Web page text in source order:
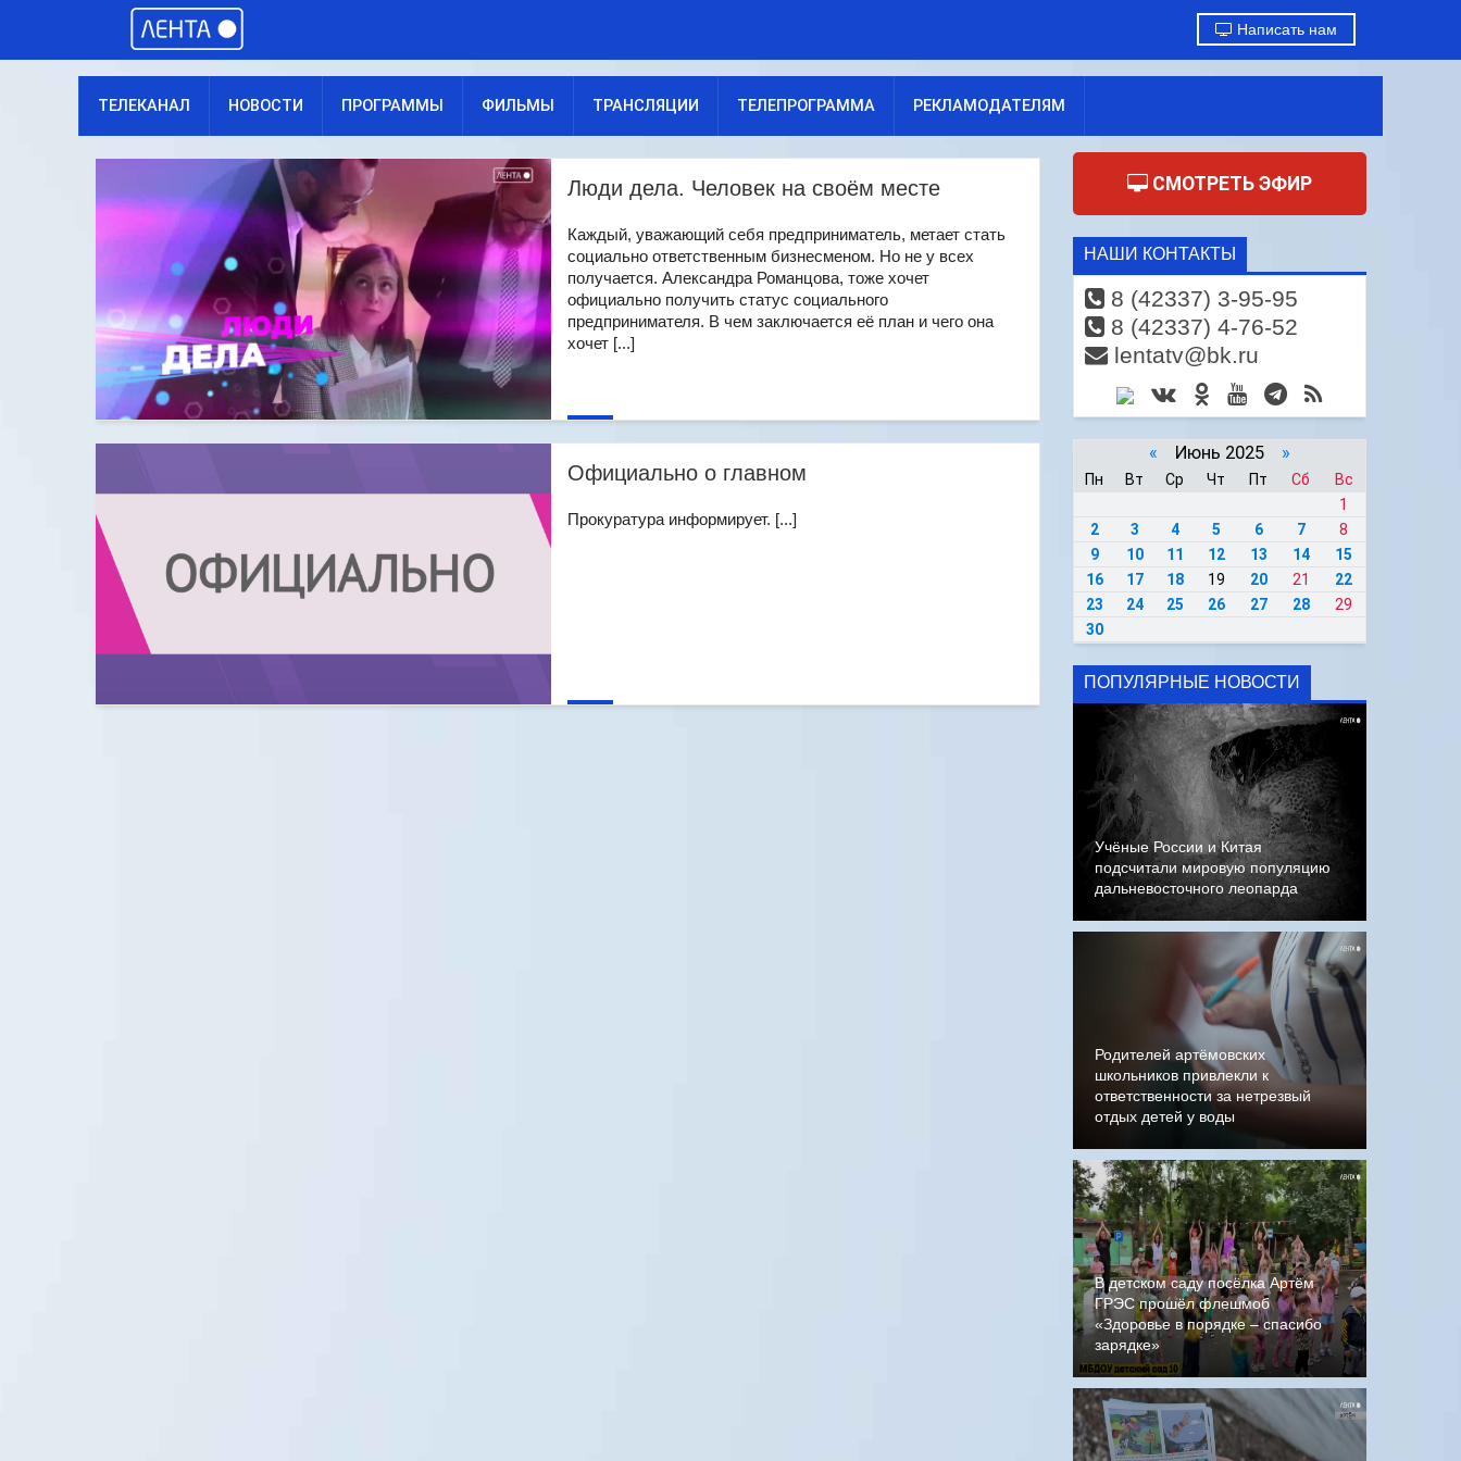
Написать нам
ТЕЛЕКАНАЛ НОВОСТИ ПРОГРАММЫ ФИЛЬМЫ ТРАНСЛЯЦИИ ТЕЛЕПРОГРАММА РЕКЛАМОДАТЕЛЯМ
Люди дела. Человек на своём месте
Каждый, уважающий себя предприниматель, метает стать
социально ответственным бизнесменом. Но не у всех
получается. Александра Романцова, тоже хочет
официально получить статус социального
предпринимателя. В чем заключается её план и чего она
хочет [...]
Официально о главном
Прокуратура информирует. [...]
СМОТРЕТЬ ЭФИР
НАШИ КОНТАКТЫ
8 (42337) 3-95-95
8 (42337) 4-76-52
lentatv@bk.ru
« Июнь 2025 »
Пн Вт Ср Чт Пт Сб
Вс
1
2
3 4 5 6 7
8
9
10 11 12 13 14
15
16
17 18 19 20 21
22
23
24 25 26 27 28
29
30
ПОПУЛЯРНЫЕ НОВОСТИ
Учёные России и Китая
подсчитали мировую популяцию
дальневосточного леопарда
Родителей артёмовских
школьников привлекли к
ответственности за нетрезвый
отдых детей у воды
В детском саду посёлка Артём
ГРЭС прошёл флешмоб
«Здоровье в порядке – спасибо
зарядке»